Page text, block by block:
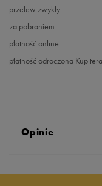
przelew zwykły
za pobraniem
płatność online
płatność odroczona Kup
Opinie